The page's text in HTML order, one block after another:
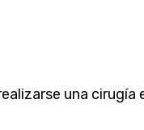
una cirugía